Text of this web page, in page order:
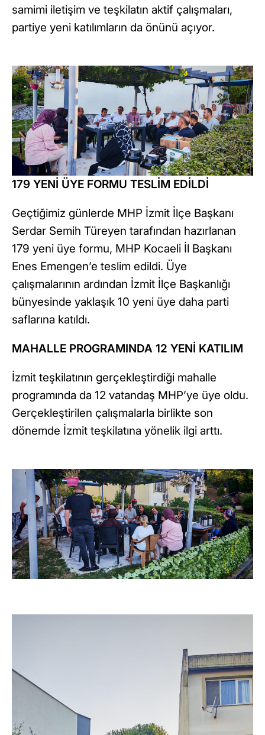
samimi iletişim ve teşkilatın aktif çalışmaları,
partiye yeni katılımların da önünü açıyor.
179 YENİ ÜYE FORMU TESLİM EDİLDİ
Geçtiğimiz günlerde MHP İzmit İlçe Başkanı
Serdar Semih Türeyen tarafından hazırlanan
179 yeni üye formu, MHP Kocaeli İl Başkanı
Enes Emengen’e teslim edildi. Üye
çalışmalarının ardından İzmit İlçe Başkanlığı
bünyesinde yaklaşık 10 yeni üye daha parti
saflarına katıldı.
MAHALLE PROGRAMINDA 12 YENİ KATILIM
İzmit teşkilatının gerçekleştirdiği mahalle
programında da 12 vatandaş MHP’ye üye oldu.
Gerçekleştirilen çalışmalarla birlikte son
dönemde İzmit teşkilatına yönelik ilgi arttı.